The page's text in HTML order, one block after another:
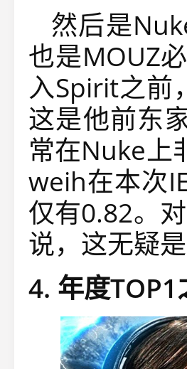
然后是
也是MOUZ
入Spirit之前
这是他前东
常在Nuke上
weih在本次
仅有0.82。
说，这无疑
4. 年度